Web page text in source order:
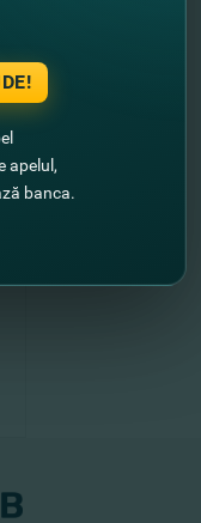
269 809;
apelul,
banca.